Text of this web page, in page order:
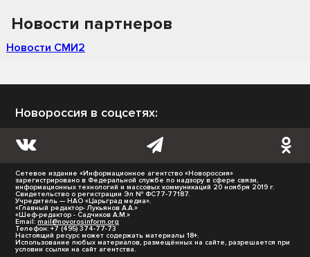
Новости партнеров
Новости СМИ2
Новороссия в соцсетях:
Сетевое издание «Информационное агентство «Новороссия»
зарегистрировано в Федеральной службе по надзору в сфере связи,
информационных технологий и массовых коммуникаций 20 ноября 2019 г.
Свидетельство о регистрации Эл № ФС77-77187.
Учредитель — НАО «Царьград медиа».
«Главный редактор- Лукьянов А.А.»
«Шеф-редактор - Садчиков А.М.»
Email: mail@novorosinform.org
Телефон: +7 (495) 374-77-73
Настоящий ресурс может содержать материалы 18+.
Использование любых материалов, размещённых на сайте, разрешается при
условии ссылки на сайт агентства.